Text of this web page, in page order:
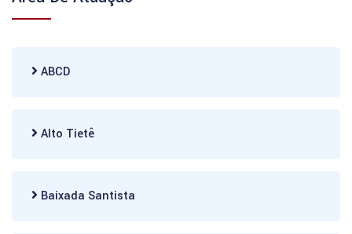
ABCD
Alto Tietê
Baixada Santista